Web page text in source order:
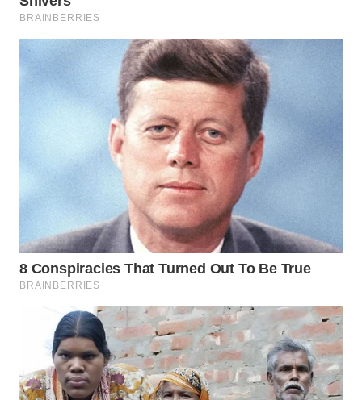
Wahana
Media
WAHANA
ADVOKAT
WAHANA
INFRASTRUKTUR
WAHANA
KONSUMEN